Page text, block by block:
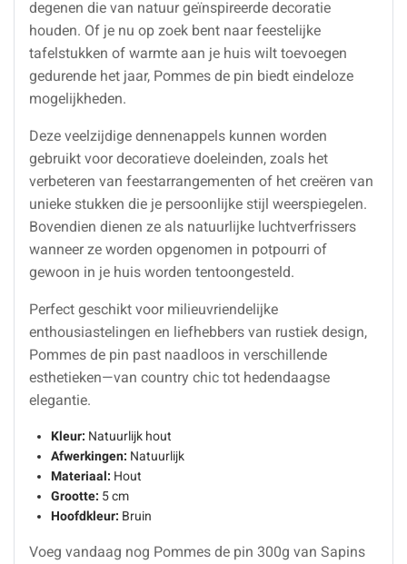
degenen die van natuur geïnspireerde decoratie
houden. Of je nu op zoek bent naar feestelijke
tafelstukken of warmte aan je huis wilt toevoegen
gedurende het jaar, Pommes de pin biedt eindeloze
mogelijkheden.
Deze veelzijdige dennenappels kunnen worden
gebruikt voor decoratieve doeleinden, zoals het
verbeteren van feestarrangementen of het creëren van
unieke stukken die je persoonlijke stijl weerspiegelen.
Bovendien dienen ze als natuurlijke luchtverfrissers
wanneer ze worden opgenomen in potpourri of
gewoon in je huis worden tentoongesteld.
Perfect geschikt voor milieuvriendelijke
enthousiastelingen en liefhebbers van rustiek design,
Pommes de pin past naadloos in verschillende
esthetieken—van country chic tot hedendaagse
elegantie.
Kleur: Natuurlijk hout
Afwerkingen: Natuurlijk
Materiaal: Hout
Grootte: 5 cm
Hoofdkleur: Bruin
Voeg vandaag nog Pommes de pin 300g van Sapins